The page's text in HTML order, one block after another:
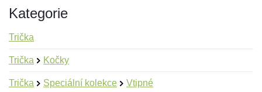
Kategorie
Trička
Trička Kočky
Trička Speciální kolekce Vtipné